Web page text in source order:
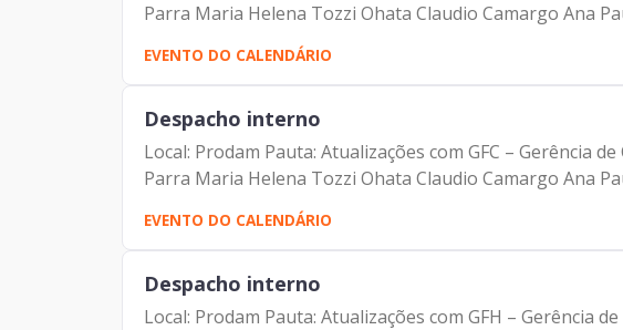
Parra Maria Helena Tozzi Ohata Claudio Camargo Ana
EVENTO DO CALENDÁRIO
Despacho interno
Local: Prodam Pauta: Atualizações com GFC – Gerência
Parra Maria Helena Tozzi Ohata Claudio Camargo Ana
EVENTO DO CALENDÁRIO
Despacho interno
Local: Prodam Pauta: Atualizações com GFH – Gerência